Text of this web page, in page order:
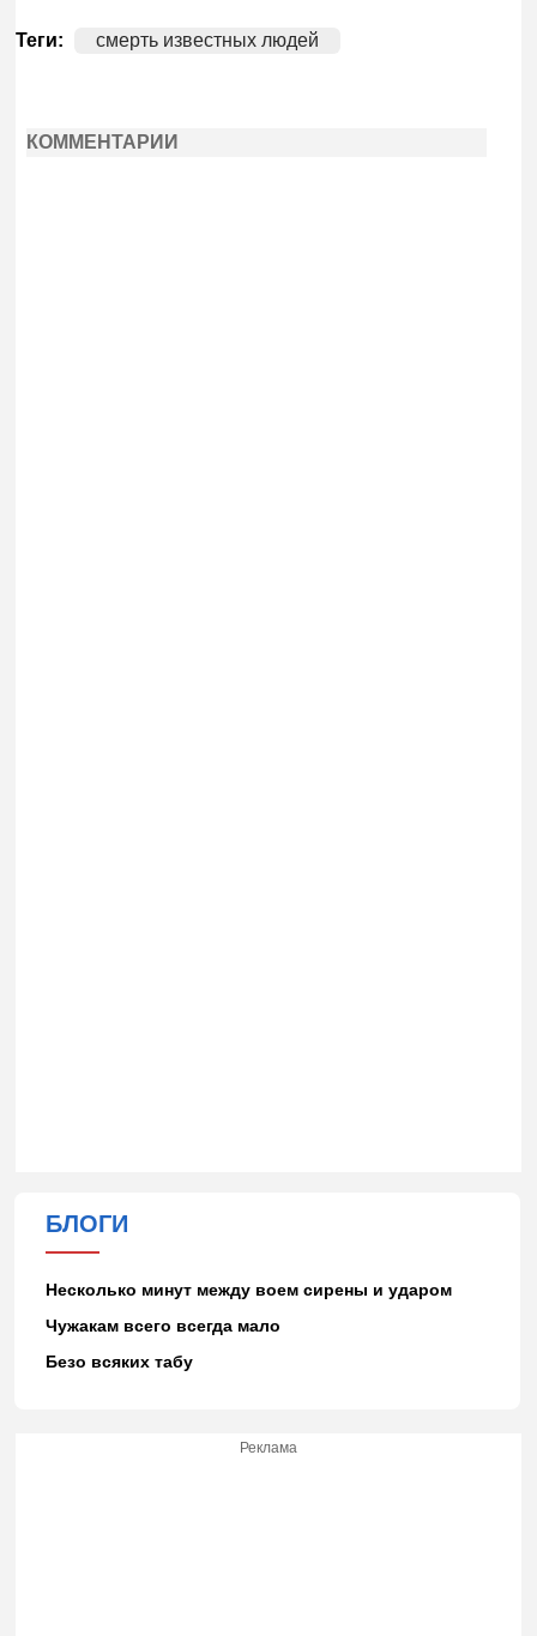
Теги: смерть известных людей
КОММЕНТАРИИ
БЛОГИ
Несколько минут между воем сирены и ударом
Чужакам всего всегда мало
Безо всяких табу
Реклама